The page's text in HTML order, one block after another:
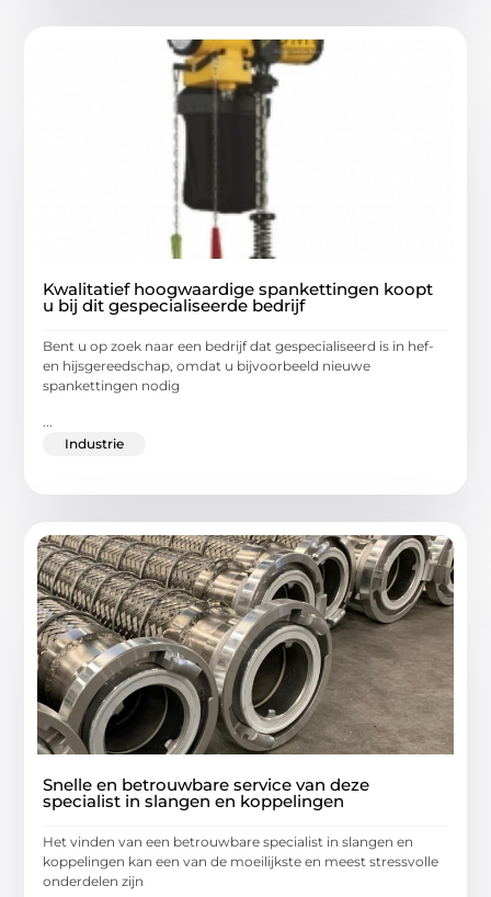
Kwalitatief hoogwaardige spankettingen koopt
u bij dit gespecialiseerde bedrijf
Bent u op zoek naar een bedrijf dat gespecialiseerd is in hef-
en hijsgereedschap, omdat u bijvoorbeeld nieuwe
spankettingen nodig
Industrie
Snelle en betrouwbare service van deze
specialist in slangen en koppelingen
Het vinden van een betrouwbare specialist in slangen en
koppelingen kan een van de moeilijkste en meest stressvolle
onderdelen zijn